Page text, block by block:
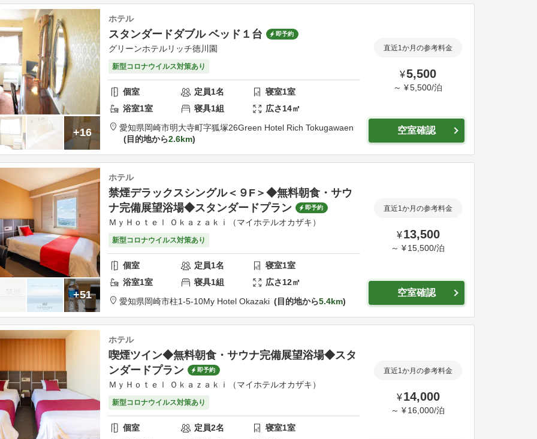
+16
ホテル
スタンダードダブル ベッド１台 即予約
グリーンホテルリッチ徳川園
新型コロナウイルス対策あり
個室 定員1名 寝室1室
浴室1室 寝具1組 広さ14㎡
愛知県岡崎市明大寺町字狐塚26Green Hotel Rich Tokugawaen
目的地から2.6km
直近1か月の参考料金
¥5,500
～ ¥5,500/泊
空室確認
+51
ホテル
禁煙デラックスシングル＜９F＞◆無料朝食・サウ
ナ完備展望浴場◆スタンダードプラン
即予約
ＭｙＨｏｔｅｌ Ｏｋａｚａｋｉ（マイホテルオカザキ）
新型コロナウイルス対策あり
個室 定員1名 寝室1室
浴室1室 寝具1組 広さ12㎡
愛知県岡崎市柱1-5-10My Hotel Okazaki 目的地から5.4km
直近1か月の参考料金
¥ 13,500
～ ¥ 15,500/泊
空室確認
ホテル
喫煙ツイン◆無料朝食・サウナ完備展望浴場◆スタ
ンダードプラン
即予約
ＭｙＨｏｔｅｌ Ｏｋａｚａｋｉ（マイホテルオカザキ）
新型コロナウイルス対策あり
個室 定員2名 寝室1室
直近1か月の参考料金
¥ 14,000
～ ¥ 16,000/泊